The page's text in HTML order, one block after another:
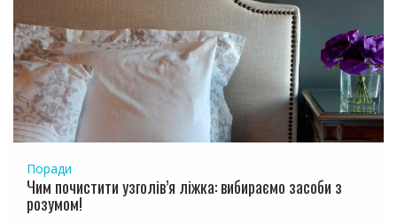
Поради
Чим почистити узголів’я ліжка: вибираємо засоби з
розумом!